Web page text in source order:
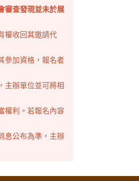
審查發現並未於展
權收回其邀請代
參加資格，報名者
主辦單位並可將相
權利。若報名內容
息公布為準，主辦